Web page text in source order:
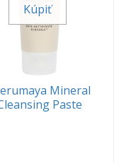
Kúpiť
Mineral
Paste